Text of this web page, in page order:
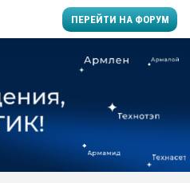
ПЕРЕЙТИ НА ФОРУМ
заводу пластмасс"